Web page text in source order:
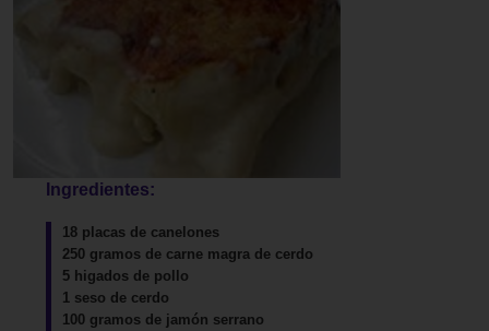
Ingredientes:
18 placas de canelones
250 gramos de carne magra de cerdo
5 higados de pollo
1 seso de cerdo
100 gramos de jamón serrano